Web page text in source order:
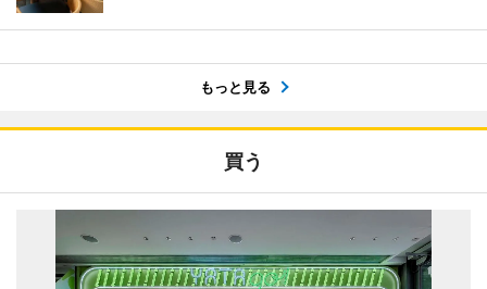
もっと見る
買う